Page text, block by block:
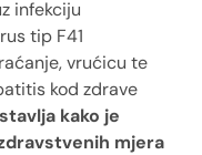
infekciju
tip F41
vrućicu te
kod zdrave
kako je
mjera